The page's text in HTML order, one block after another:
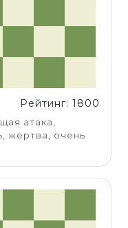
Рейтинг: 1800
атака,
жертва, очень